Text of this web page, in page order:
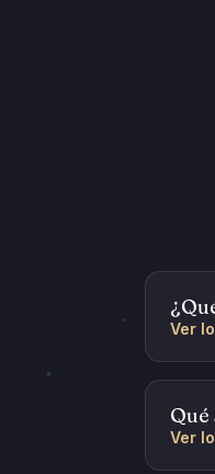
Ver
Ver